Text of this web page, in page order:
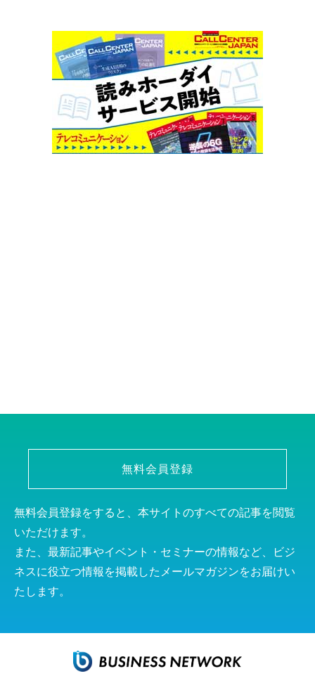
無料会員登録
無料会員登録をすると、本サイトのすべての記事を閲覧
いただけます。
また、最新記事やイベント・セミナーの情報など、ビジ
ネスに役立つ情報を掲載したメールマガジンをお届けい
たします。